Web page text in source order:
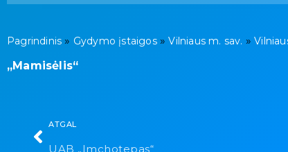
Pagrindinis » Gydymo įstaigos»Vilniaus m. sav. »
„Mamisėlis“
ATGAL
UAB „Imchotepas“